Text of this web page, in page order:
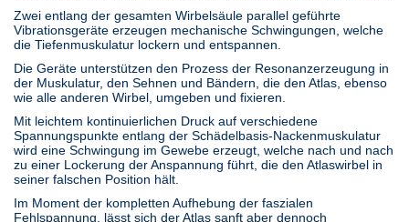
Zwei entlang der gesamten Wirbelsäule parallel geführte
Vibrationsgeräte erzeugen mechanische Schwingungen, welche
die Tiefenmuskulatur lockern und entspannen.
Die Geräte unterstützen den Prozess der Resonanzerzeugung in
der Muskulatur, den Sehnen und Bändern, die den Atlas, ebenso
wie alle anderen Wirbel, umgeben und fixieren.
Mit leichtem kontinuierlichen Druck auf verschiedene
Spannungspunkte entlang der Schädelbasis-Nackenmuskulatur
wird eine Schwingung im Gewebe erzeugt, welche nach und nach
zu einer Lockerung der Anspannung führt, die den Atlaswirbel in
seiner falschen Position hält.
Im Moment der kompletten Aufhebung der faszialen
Fehlspannung, lässt sich der Atlas sanft aber dennoch